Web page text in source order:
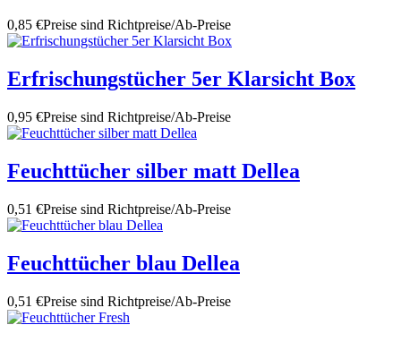
0,85 €Preise sind Richtpreise/Ab-Preise
Erfrischungstücher 5er Klarsicht Box
0,95 €Preise sind Richtpreise/Ab-Preise
Feuchttücher silber matt Dellea
0,51 €Preise sind Richtpreise/Ab-Preise
Feuchttücher blau Dellea
0,51 €Preise sind Richtpreise/Ab-Preise